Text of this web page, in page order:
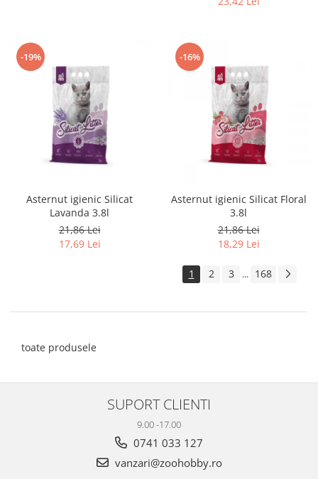
-19%
Asternut igienic Silicat
Lavanda 3.8l
21,86 Lei
17,69 Lei
-16%
Asternut igienic Silicat Floral
3.8l
21,86 Lei
18,29 Lei
1 2 3 ... 168
toate produsele
SUPORT CLIENTI
9.00 -17.00
0741 033 127
vanzari@zoohobby.ro